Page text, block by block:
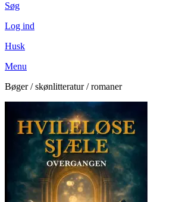
Søg
Log ind
Husk
Menu
Bøger / skønlitteratur / romaner